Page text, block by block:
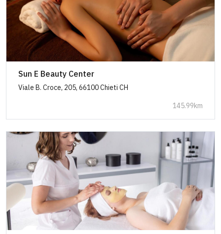
Sun E Beauty Center
Viale B. Croce, 205, 66100 Chieti CH
145.99km